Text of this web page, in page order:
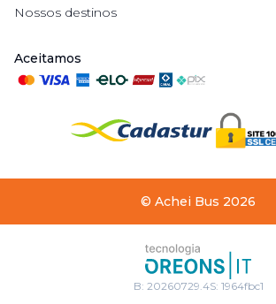
Nossos destinos
Aceitamos
© Achei Bus 2026
B: 20260729.4S: 1964fbc1